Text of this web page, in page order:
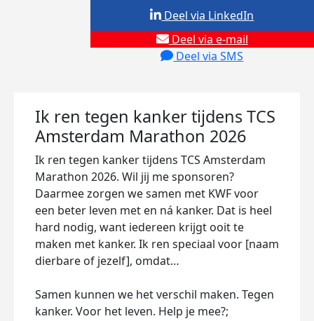
Deel via e-mail
Deel via SMS
Deel via LinkedIn
Ik ren tegen kanker tijdens TCS
Amsterdam Marathon 2026
Ik ren tegen kanker tijdens TCS Amsterdam
Marathon 2026. Wil jij me sponsoren?
Daarmee zorgen we samen met KWF voor
een beter leven met en ná kanker. Dat is heel
hard nodig, want iedereen krijgt ooit te
maken met kanker. Ik ren speciaal voor [naam
dierbare of jezelf], omdat…
Samen kunnen we het verschil maken. Tegen
kanker. Voor het leven. Help je mee?;